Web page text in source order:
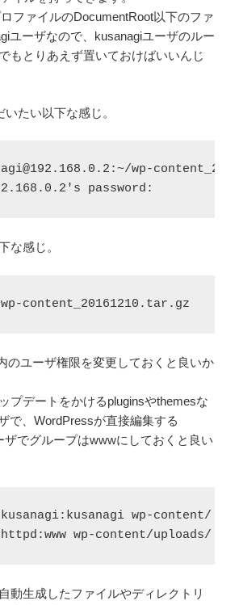
ファイルのDocumentRoot以下のファ
ユーザなので、kusanagiユーザのルー
もとりあえず置いておけばいいんじ
たい以下な感じ。
wp-
password:
な感じ。
content_20161210.tar.gz
のユーザ権限を変更しておくと良いか
プデートをかけるpluginsやthemesな
で、WordPressが直接編集する
ザでグループはwwwにしておくと良い
wp-content/
wp-content/uploads/
動生成したファイルやディレクトリ